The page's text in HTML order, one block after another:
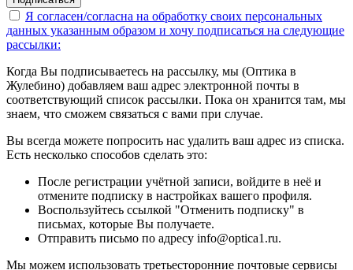
Я согласен/согласна на обработку своих персональных
данных указанным образом и хочу подписаться на следующие
рассылки:
Когда Вы подписываетесь на рассылку, мы (Оптика в
Жулебино) добавляем ваш адрес электронной почты в
соответствующий список рассылки. Пока он хранится там, мы
знаем, что сможем связаться с вами при случае.
Вы всегда можете попросить нас удалить ваш адрес из списка.
Есть несколько способов сделать это:
После регистрации учётной записи, войдите в неё и
отмените подписку в настройках вашего профиля.
Воспользуйтесь ссылкой "Отменить подписку" в
письмах, которые Вы получаете.
Отправить письмо по адресу info@optica1.ru.
Мы можем использовать третьесторонние почтовые сервисы